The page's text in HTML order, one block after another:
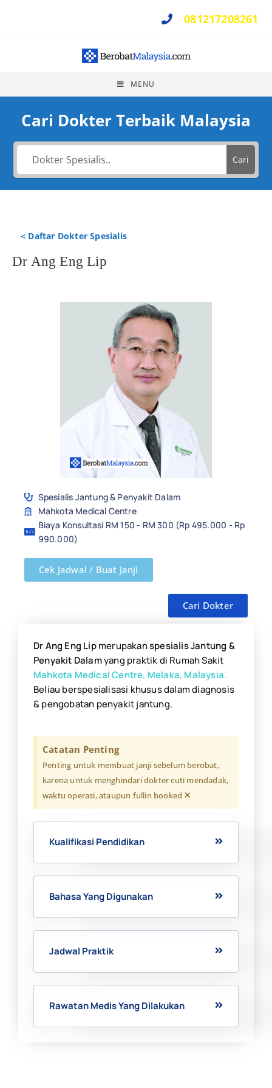
081217208261
MENU
Cari Dokter Terbaik Malaysia
Cari
< Daftar Dokter Spesialis
Dr Ang Eng Lip
Spesialis Jantung & Penyakit Dalam
Mahkota Medical Centre
Biaya Konsultasi RM 150 - RM 300 (Rp 495.000 - Rp
990.000)
Cek Jadwal / Buat Janji
Cari Dokter
Dr Ang Eng Lipmerupakanspesialis Jantung &
Penyakit Dalamyang praktik di Rumah Sakit
Mahkota Medical Centre, Melaka, Malaysia.
Beliau berspesialisasi khusus dalam diagnosis
& pengobatan penyakit jantung.
Catatan Penting
Penting untuk membuat janji sebelum berobat,
karena untuk menghindari dokter cuti mendadak,
waktu operasi, ataupun fullin booked ×
Kualifikasi Pendidikan
Bahasa Yang Digunakan
Jadwal Praktik
Rawatan Medis Yang Dilakukan